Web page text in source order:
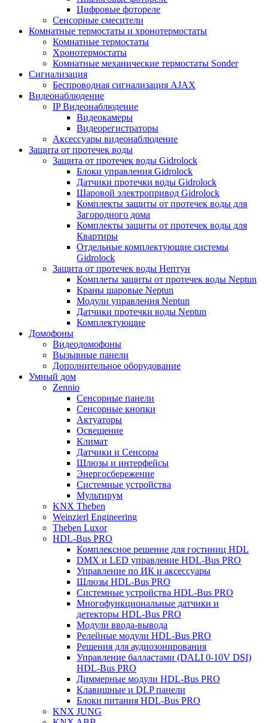
Цифровые фотореле
Сенсорные смесители
Комнатные термостаты и хронотермостаты
Комнатные термостаты
Хронотермостаты
Комнатные механические термостаты Sonder
Сигнализация
Беспроводная сигнализация AJAX
Видеонаблюдение
IP Видеонаблюдение
Видеокамеры
Видеорегистраторы
Аксессуары видеонаблюдение
Защита от протечек воды
Защита от протечек воды Gidrolock
Блоки управления Gidrolock
Датчики протечки воды Gidrolock
Шаровой электропривод Gidrolock
Комплекты защиты от протечек воды для
Загородного дома
Комплекты защиты от протечек воды для
Квартиры
Отдельные комплектующие системы
Gidrolock
Защита от протечек воды Нептун
Комплеты защиты от протечек воды Neptun
Краны шаровые Neptun
Модули управления Neptun
Датчики протечки воды Neptun
Комплектующие
Домофоны
Видеодомофоны
Вызывные панели
Дополнительное оборудование
Умный дом
Zennio
Сенсорные панели
Сенсорные кнопки
Актуаторы
Освещение
Климат
Датчики и Сенсоры
Шлюзы и интерфейсы
Энергосбережение
Системные устройства
Мультирум
KNX Theben
Weinzierl Engineering
Theben Luxor
HDL-Bus PRO
Комплексное решение для гостиниц HDL
DMX и LED управление HDL-Bus PRO
Управление по ИК и аксессуары
Шлюзы HDL-Bus PRO
Системные устройства HDL-Bus PRO
Многофункциональные датчики и
детекторы HDL-Bus PRO
Модули ввода-вывода
Релейные модули HDL-Bus PRO
Решения для аудиозонирования
Управление балластами (DALI 0-10V DSI)
HDL-Bus PRO
Диммерные модули HDL-Bus PRO
Клавишные и DLP панели
Блоки питания HDL-Bus PRO
KNX JUNG